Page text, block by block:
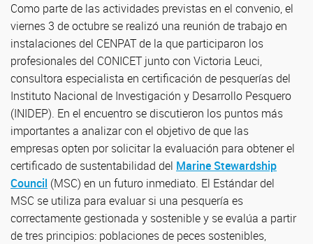
Como parte de las actividades previstas en el convenio, el
viernes 3 de octubre se realizó una reunión de trabajo en
instalaciones del CENPAT de la que participaron los
profesionales del CONICET junto con Victoria Leuci,
consultora especialista en certificación de pesquerías del
Instituto Nacional de Investigación y Desarrollo Pesquero
(INIDEP). En el encuentro se discutieron los puntos más
importantes a analizar con el objetivo de que las
empresas opten por solicitar la evaluación para obtener el
certificado de sustentabilidad del Marine Stewardship
Council (MSC) en un futuro inmediato. El Estándar del
MSC se utiliza para evaluar si una pesquería es
correctamente gestionada y sostenible y se evalúa a partir
de tres principios: poblaciones de peces sostenibles,